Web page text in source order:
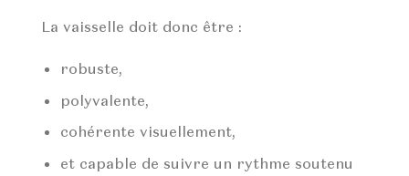
La vaisselle doit donc être :
robuste,
polyvalente,
cohérente visuellement,
et capable de suivre un rythme soutenu